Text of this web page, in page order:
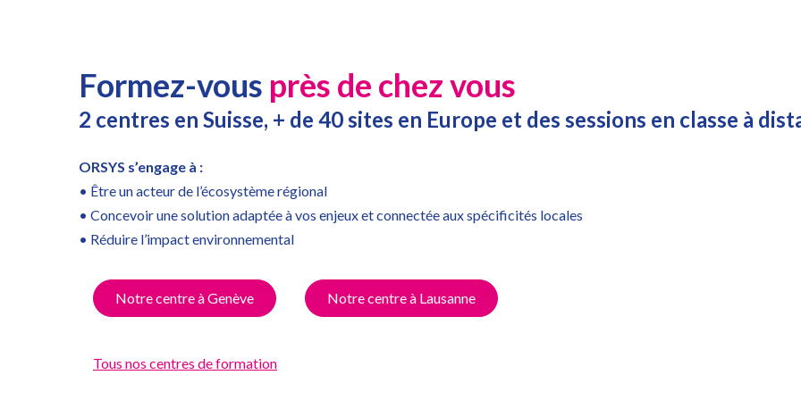
Formez-vous près de chez vous
2 centres en Suisse, + de 40 sites en Europe et des sessions en classe à
ORSYS s’engage à :
• Être un acteur de l’écosystème régional
• Concevoir une solution adaptée à vos enjeux et connectée aux spécificités locales
• Réduire l’impact environnemental
Notre centre à Genève Notre centre à Lausanne
Tous nos centres de formation